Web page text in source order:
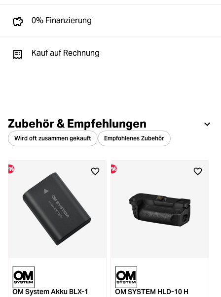
0% Finanzierung
Kauf auf Rechnung
Zubehör & Empfehlungen
Wird oft zusammen gekauft Empfohlenes Zubehör
%
OM System Akku BLX-1
%
OM SYSTEM HLD-10 H